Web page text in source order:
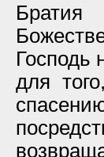
Братия
Господь
для